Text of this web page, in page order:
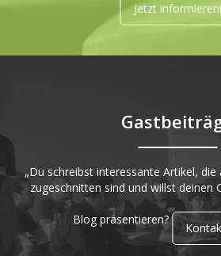
Jetzt informieren!
„Du schreibst interessante Artikel,
zugeschnitten sind und willst deinen
Blog präsentieren?